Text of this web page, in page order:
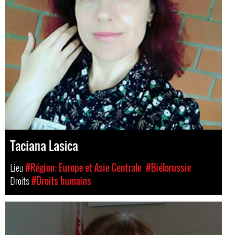
Taciana Lasica
Lieu#Région: Europe et Asie Centrale #Biélorussie
Droits#Droits humains